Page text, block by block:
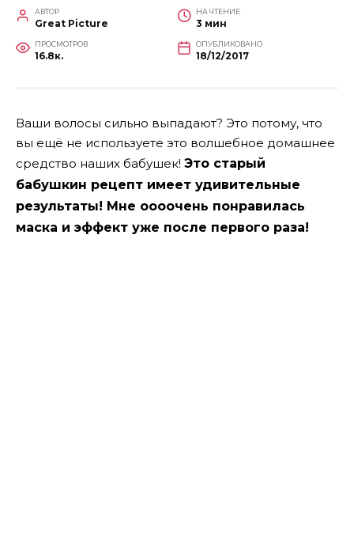
АВТОР
Great Picture
НА ЧТЕНИЕ
3 мин
ПРОСМОТРОВ
16.8к.
ОПУБЛИКОВАНО
18/12/2017
Ваши волосы сильно выпадают? Это потому, что
вы ещё не используете это волшебное домашнее
средство наших бабушек! Это старый
бабушкин рецепт имеет удивительные
результаты! Мне оооочень понравилась
маска и эффект уже после первого раза!